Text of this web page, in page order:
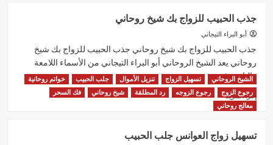
الزوجه
الزعلانه
روحاني
جذب الحبيب للزواج بك شيخ روحاني
أبو البراء التيجاني
جذب الحبيب للزواج بك شيخ روحاني جذب الحبيب للزواج بك شيخ
روحاني يعد الشيخ الروحاني أبو البراء التيجاني من الأسماء اللامعة
والبارزة في...
إقرأ المزيداقرأ
المزيد
الحبيب
الشيخ الروحاني تسهيل الزواج تنزيل الأموال جلب الحبيب
خواتم روحانية
رجوع الزوج
رجوع الزوجه رد المطلقة شيخ روحاني
فك السحر
معالج روحاني
تسهيل زواج العوانس جلب الحبيب